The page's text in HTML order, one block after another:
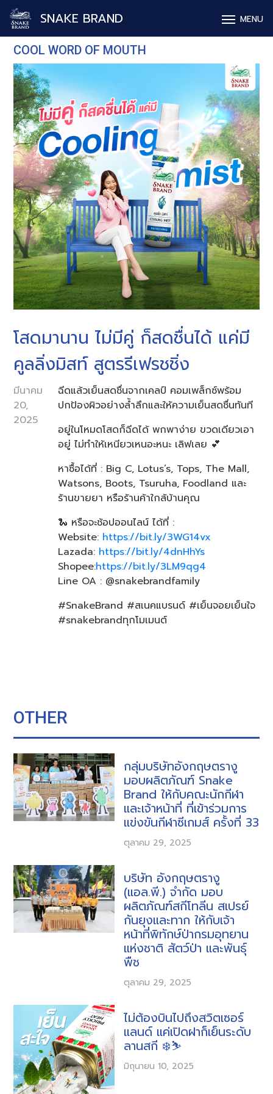
SNAKE BRAND MENU
COOL WORD OF MOUTH
โสดมานาน ไม่มีคู่ ก็สดชื่นได้ แค่มี
คูลลิ่งมิสท์ สูตรรีเฟรชชิ่ง
มีนาคม
20,
2025
ฉีดแล้วเย็นสดชื่นจากเคลป์ คอมเพล็กซ์พร้อม
ปกป้องผิวอย่างล้ำลึกและให้ความเย็นสดชื่นทันที
อยู่ในโหมดโสดก็ฉีดได้ พกพาง่าย ขวดเดียวเอา
อยู่ ไม่ทำให้เหนียวเหนอะหนะ เลิฟเลย 💕
หาซื้อได้ที่ : Big C, Lotus’s, Tops, The Mall,
Watsons, Boots, Tsuruha, Foodland และ
ร้านขายยา หรือร้านค้าใกล้บ้านคุณ
🐍 หรือจะช้อปออนไลน์ ได้ที่ :
Website: https://bit.ly/3WG14vx
Lazada: https://bit.ly/4dnHhYs
Shopee:https://bit.ly/3LM9qg4
Line OA : @snakebrandfamily
#SnakeBrand #สเนคแบรนด์​ #เย็นจอยเย็นใจ
#snakebrandทุกโมเมนต์
OTHER
กลุ่มบริษัทอังกฤษตรางู
มอบผลิตภัณฑ์ Snake
Brand ให้กับคณะนักกีฬา
และเจ้าหน้าที่ ที่เข้าร่วมการ
แข่งขันกีฬาซีเกมส์ ครั้งที่ 33
ตุลาคม 29, 2025
บริษัท อังกฤษตรางู
(แอล.พี.) จำกัด มอบ
ผลิตภัณฑ์สกีโทลีน สเปรย์
กันยุงและทาก ให้กับเจ้า
หน้าที่พิทักษ์ป่ากรมอุทยาน
แห่งชาติ สัตว์ป่า และพันธุ์
พืช
ตุลาคม 29, 2025
ไม่ต้องบินไปถึงสวิตเซอร์
แลนด์ แค่เปิดฝาก็เย็นระดับ
ลานสกี ❄️⛷️
มิถุนายน 10, 2025